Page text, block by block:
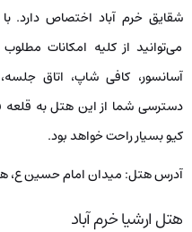
می‌توانید از کلیه امکانات
آسانسور، کافی شاپ، اتاق
دسترسی شما از این هتل به قلعه
کیو بسیار راحت خواهد بود.
آدرس هتل: میدان امام حسین ع،
هتل ارشیا خرم آباد